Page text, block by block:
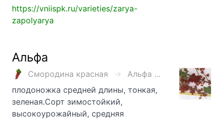
https://vniispk.ru/varieties/zarya-
zapolyarya
Альфа
Смородина красная
Альфа ...
плодоножка средней длины, тонкая,
зеленая.Сорт зимостойкий,
высокоурожайный, средняя